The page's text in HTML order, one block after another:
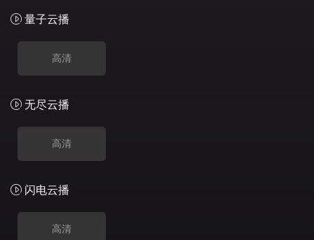
量子云播
高清
无尽云播
高清
闪电云播
高清